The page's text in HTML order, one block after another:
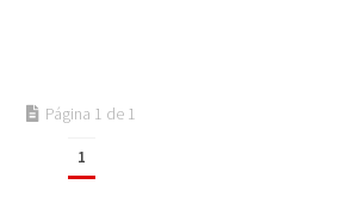
Página 1 de 1
1